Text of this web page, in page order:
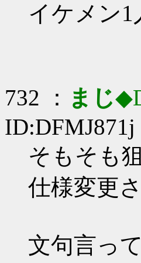
イケメン
732 ： まじ
ID:DFMJ871j
そもそも
仕様変更
文句言っ